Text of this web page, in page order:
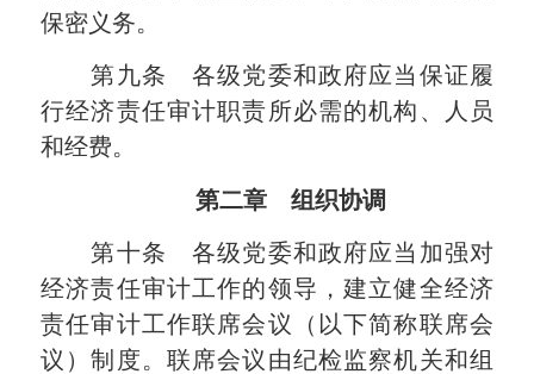
保密义务。
第九条 各级党委和政府应当保证履
行经济责任审计职责所必需的机构、人员
和经费。
第二章 组织协调
第十条 各级党委和政府应当加强对
经济责任审计工作的领导，建立健全经济
责任审计工作联席会议（以下简称联席会
议）制度。联席会议由纪检监察机关和组